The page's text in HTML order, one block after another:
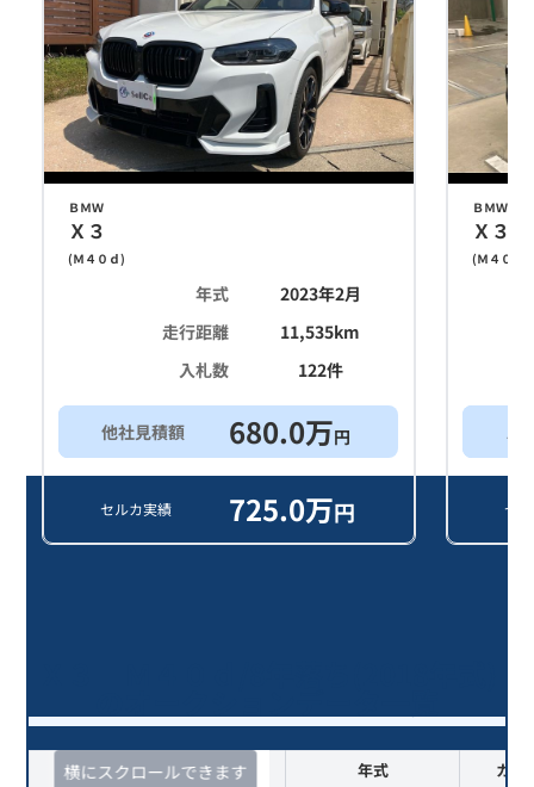
ＢＭＷ
Ｘ３
(Ｍ４０ｄ)
年式
2023年2月
走行距離
11,535km
入札数
122件
他社見積額 680.0万円
セルカ実績 725.0万円
ＢＭＷ
Ｘ３
(Ｍ４０ｄ
セ
横にスクロールできます
査定時期 セルカ実績 年式 カラ